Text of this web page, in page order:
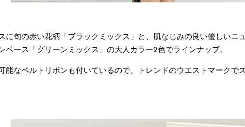
に旬の赤い花柄「ブラックミックス」と、肌なじみの良い優しいニ
ベース「グリーンミックス」の大人カラー2色でラインナップ。
能なベルトリボンも付いているので、トレンドのウエストマークで